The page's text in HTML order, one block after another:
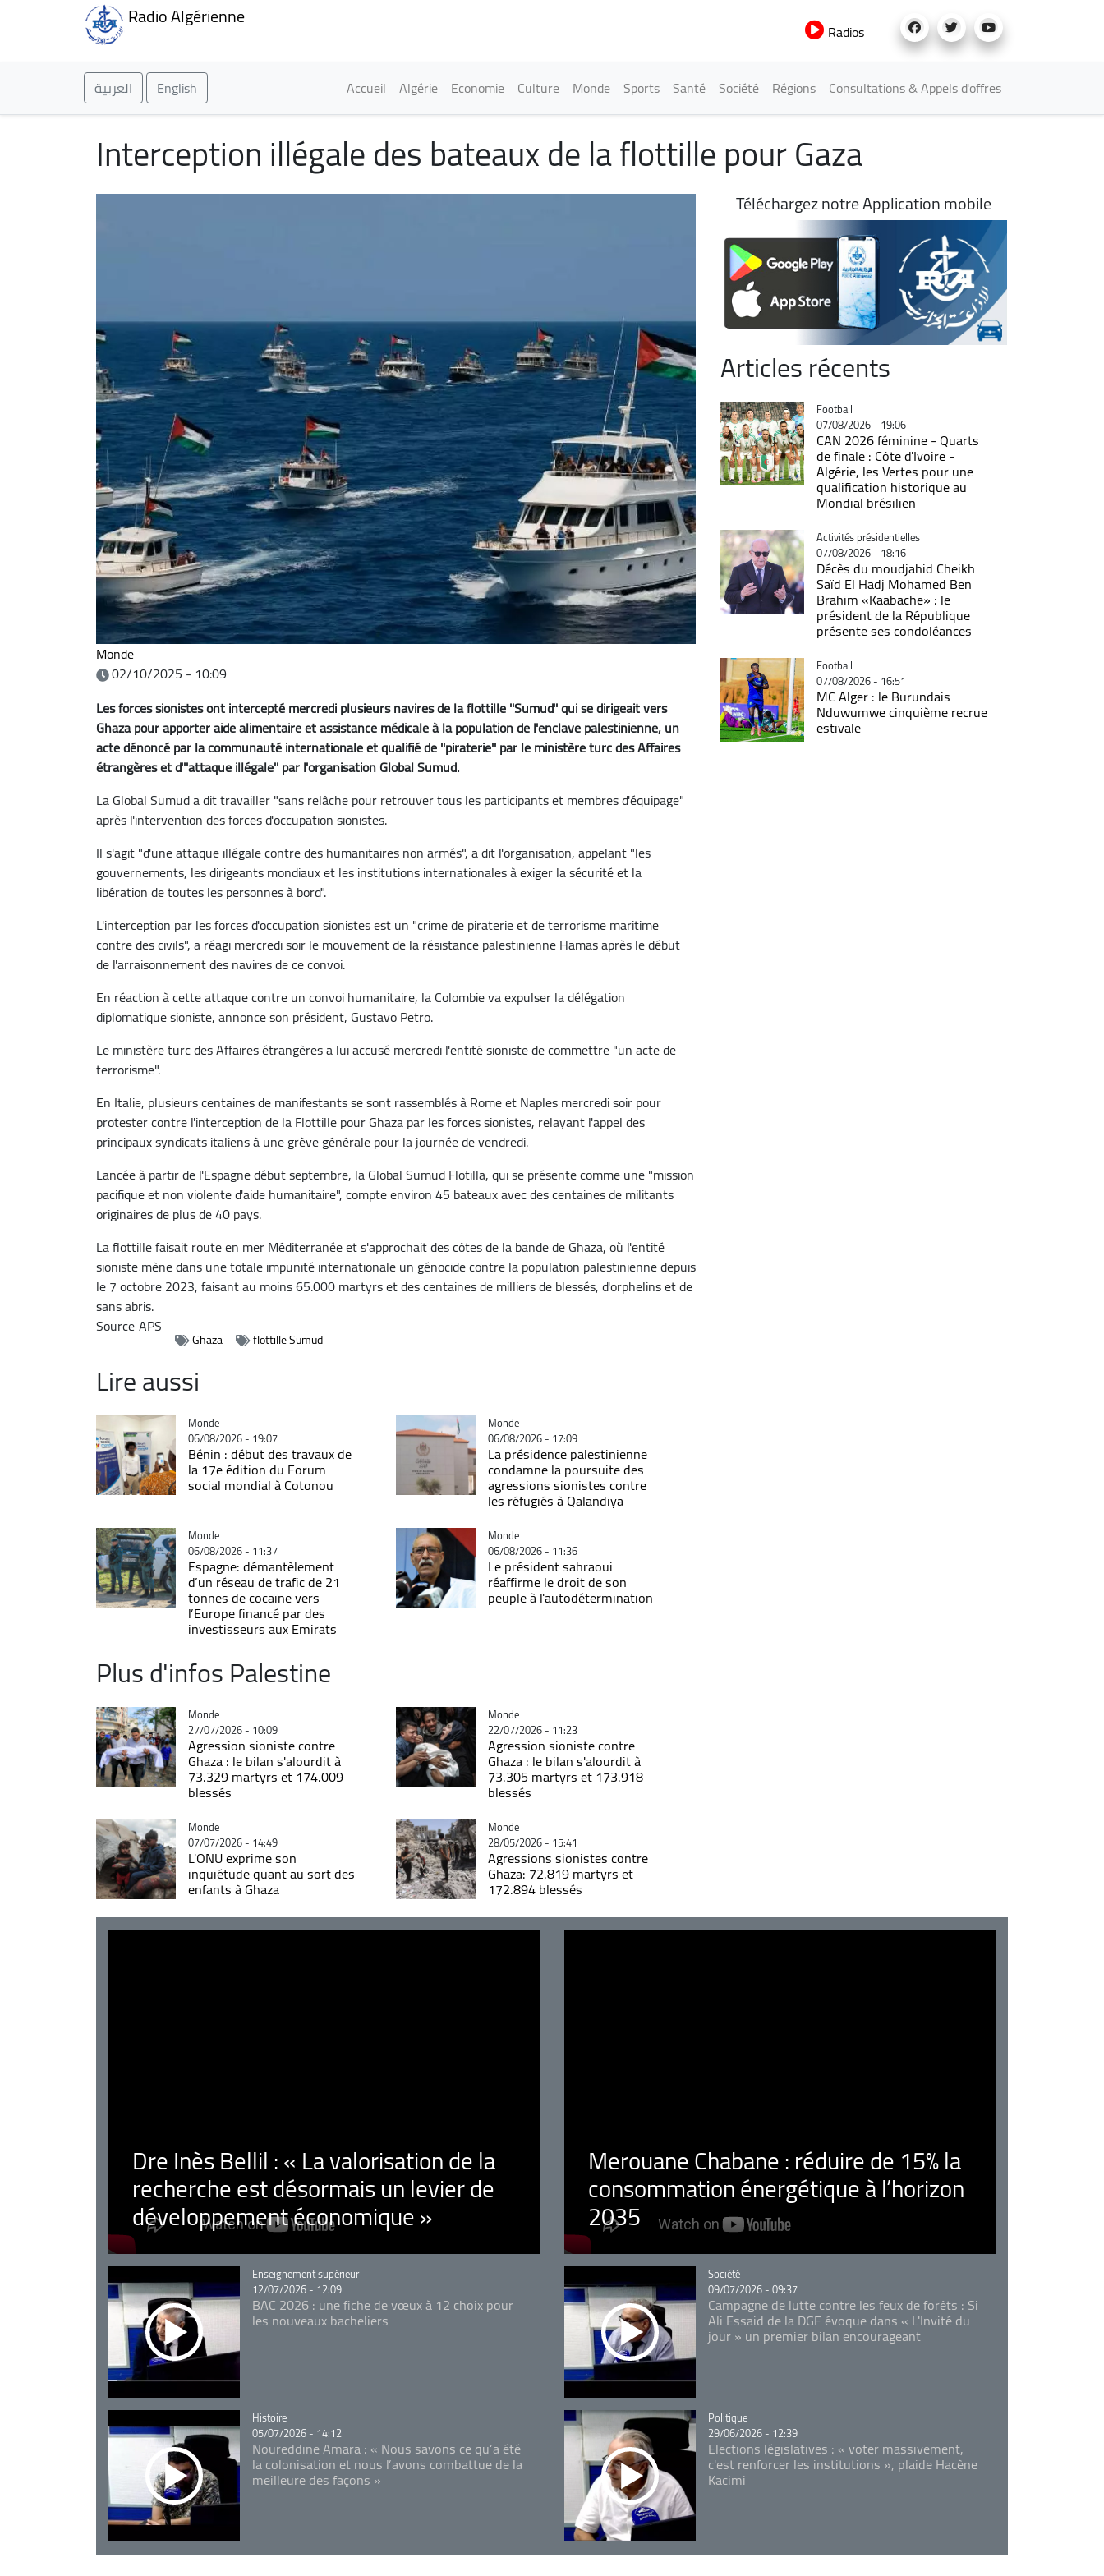
Radio Algérienne
Radios
العربية English Main navigation
Accueil Algérie Economie Culture Monde Sports Santé Société Régions Consultations & Appels d'offres
Interception illégale des bateaux de la flottille pour Gaza
Monde
02/10/2025 - 10:09
Les forces sionistes ont intercepté mercredi plusieurs navires de la flottille ''Sumud'' qui se dirigeait vers
Ghaza pour apporter aide alimentaire et assistance médicale à la population de l'enclave palestinienne, un
acte dénoncé par la communauté internationale et qualifié de ''piraterie'' par le ministère turc des Affaires
étrangères et d'''attaque illégale'' par l'organisation Global Sumud.
La Global Sumud a dit travailler "sans relâche pour retrouver tous les participants et membres d'équipage"
après l'intervention des forces d'occupation sionistes.
Il s'agit "d'une attaque illégale contre des humanitaires non armés", a dit l'organisation, appelant "les
gouvernements, les dirigeants mondiaux et les institutions internationales à exiger la sécurité et la
libération de toutes les personnes à bord".
L'interception par les forces d'occupation sionistes est un "crime de piraterie et de terrorisme maritime
contre des civils", a réagi mercredi soir le mouvement de la résistance palestinienne Hamas après le début
de l'arraisonnement des navires de ce convoi.
En réaction à cette attaque contre un convoi humanitaire, la Colombie va expulser la délégation
diplomatique sioniste, annonce son président, Gustavo Petro.
Le ministère turc des Affaires étrangères a lui accusé mercredi l'entité sioniste de commettre "un acte de
terrorisme".
En Italie, plusieurs centaines de manifestants se sont rassemblés à Rome et Naples mercredi soir pour
protester contre l'interception de la Flottille pour Ghaza par les forces sionistes, relayant l'appel des
principaux syndicats italiens à une grève générale pour la journée de vendredi.
Lancée à partir de l'Espagne début septembre, la Global Sumud Flotilla, qui se présente comme une "mission
pacifique et non violente d'aide humanitaire", compte environ 45 bateaux avec des centaines de militants
originaires de plus de 40 pays.
La flottille faisait route en mer Méditerranée et s'approchait des côtes de la bande de Ghaza, où l'entité
sioniste mène dans une totale impunité internationale un génocide contre la population palestinienne depuis
le 7 octobre 2023, faisant au moins 65.000 martyrs et des centaines de milliers de blessés, d'orphelins et de
sans abris.
SourceAPS
Ghaza flottille Sumud
Lire aussi
Catégorie
Monde
06/08/2026 - 19:07
Bénin : début des travaux de
la 17e édition du Forum
social mondial à Cotonou
Catégorie
Monde
06/08/2026 - 17:09
La présidence palestinienne
condamne la poursuite des
agressions sionistes contre
les réfugiés à Qalandiya
Catégorie
Monde
06/08/2026 - 11:37
Espagne: démantèlement
d’un réseau de trafic de 21
tonnes de cocaïne vers
l’Europe financé par des
investisseurs aux Emirats
Catégorie
Monde
06/08/2026 - 11:36
Le président sahraoui
réaffirme le droit de son
peuple à l'autodétermination
Plus d'infos Palestine
Catégorie
Monde
27/07/2026 - 10:09
Agression sioniste contre
Ghaza : le bilan s'alourdit à
73.329 martyrs et 174.009
blessés
Catégorie
Monde
22/07/2026 - 11:23
Agression sioniste contre
Ghaza : le bilan s'alourdit à
73.305 martyrs et 173.918
blessés
Catégorie
Monde
07/07/2026 - 14:49
L'ONU exprime son
inquiétude quant au sort des
enfants à Ghaza
Catégorie
Monde
28/05/2026 - 15:41
Agressions sionistes contre
Ghaza: 72.819 martyrs et
172.894 blessés
Téléchargez notre Application mobile
Articles récents
Catégorie
Football
07/08/2026 - 19:06
CAN 2026 féminine - Quarts
de finale : Côte d'Ivoire -
Algérie, les Vertes pour une
qualification historique au
Mondial brésilien
Catégorie
Activités présidentielles
07/08/2026 - 18:16
Décès du moudjahid Cheikh
Saïd El Hadj Mohamed Ben
Brahim «Kaabache» : le
président de la République
présente ses condoléances
Catégorie
Football
07/08/2026 - 16:51
MC Alger : le Burundais
Nduwumwe cinquième recrue
estivale
Dre Inès Bellil : « La valorisation de la
recherche est désormais un levier de
développement économique »
Merouane Chabane : réduire de 15% la
consommation énergétique à l’horizon
2035
Catégorie
Enseignement supérieur
12/07/2026 - 12:09
BAC 2026 : une fiche de vœux à 12 choix pour
les nouveaux bacheliers
Catégorie
Société
09/07/2026 - 09:37
Campagne de lutte contre les feux de forêts : Si
Ali Essaid de la DGF évoque dans « L'Invité du
jour » un premier bilan encourageant
Catégorie
Histoire
05/07/2026 - 14:12
Noureddine Amara : « Nous savons ce qu’a été
la colonisation et nous l’avons combattue de la
meilleure des façons »
Catégorie
Politique
29/06/2026 - 12:39
Elections législatives : « voter massivement,
c'est renforcer les institutions », plaide Hacène
Kacimi